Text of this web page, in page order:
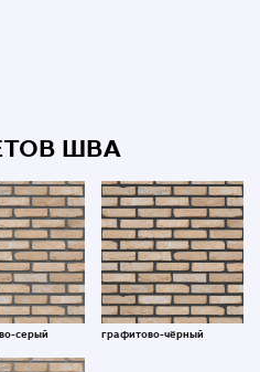
ШВА
серый графитово-чёрный